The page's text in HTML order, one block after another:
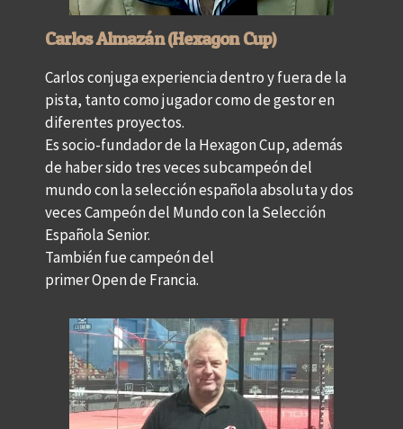
Carlos Almazán (Hexagon Cup)
Carlos conjuga experiencia dentro y fuera de la
pista, tanto como jugador como de gestor en
diferentes proyectos.
Es socio-fundador de la Hexagon Cup, además
de haber sido tres veces subcampeón del
mundo con la selección española absoluta y dos
veces Campeón del Mundo con la Selección
Española Senior.
También fue campeón del
primer Open de Francia.